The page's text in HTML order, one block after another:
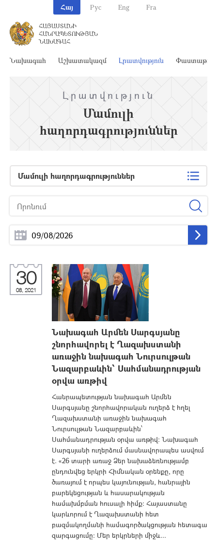
Հայ Рус Eng Fra
ՀԱՅԱՍՏԱՆԻ
ՀԱՆՐԱՊԵՏՈՒԹՅԱՆ
ՆԱԽԱԳԱՀ
Նախագահ Աշխատակազմ Լրատվություն
Լրատվություն
Մամուլի
հաղորդագրություններ
Մամուլի հաղորդագրություններ
30
08, 2021
Նախագահ Արմեն Սարգսյանը
շնորհավորել է Ղազախստանի
առաջին նախագահ Նուրսուլթան
Նազարբաևին՝ Սահմանադրության
օրվա առթիվ
Հանրապետության նախագահ Արմեն
Սարգսյանը շնորհավորական ուղերձ է հղել
Ղազախստանի առաջին նախագահ
Նուրսուլթան Նազարբաևին՝
Սահմանադրության օրվա առթիվ: Նախագահ
Սարգսյանի ուղերձում մասնավորապես ասվում
է. «26 տարի առաջ Ձեր նախաձեռնությամբ
ընդունվեց երկրի Հիմնական օրենքը, որը
ծառայում է որպես կայունության, հանրային
բարեկեցության և հասարակության
համախմբման հուսալի հիմք: Հայաստանը
կարևորում է Ղազախստանի հետ
բազմակողմանի համագործակցության հետագա
զարգացումը: Մեր երկրների միջև...